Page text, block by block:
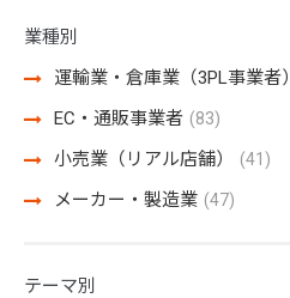
業種別
運輸業・倉庫業（3PL事業者）
EC・通販事業者 (83)
小売業（リアル店舗） (41)
メーカー・製造業 (47)
テーマ別